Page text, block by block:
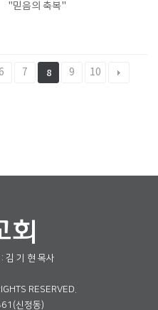
"믿음의 축복"
7 8 9 10
김 기 현 목사
RESERVED.
신정동)